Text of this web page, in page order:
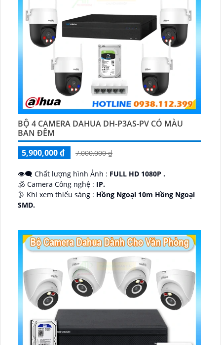
BỘ 4 CAMERA DAHUA DH-P3AS-PV CÓ MÀU
BAN ĐÊM
5,900,000 ₫
7,000,000 ₫
👁️‍🗨 Chất lượng hình Ảnh : FULL HD 1080P .
🕉️ Camera Công nghệ : IP.
🌛 Khi xem thiếu sáng : Hồng Ngoại 10m Hồng Ngoại
SMD.